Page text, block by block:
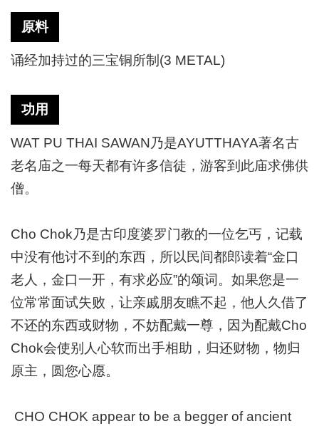
原料
诵经加持过的三宝铜所制(3 METAL)
功用
WAT PU THAI SAWAN乃是AYUTTHAYA著名古
老名庙之一每天都有许多信徒，游客到此庙求佛供
僧。
Cho Chok乃是古印度婆罗门教的一位乞丐，记载
中没有他讨不到的东西，所以民间都郎读着“金口
老人，金口一开，有求必应”的颂词。如果您是一
位常常面试失败，让亲戚朋友瞧不起，他人久借了
不还的东西或财物，不妨配戴一尊，因为配戴Cho
Chok会使别人心软而出手相助，归还财物，物归
原主，圆您心愿。
CHO CHOK appear to be a begger of ancient